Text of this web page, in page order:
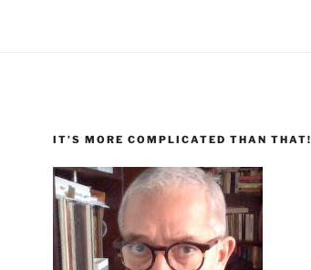
IT’S MORE COMPLICATED THAN THAT!